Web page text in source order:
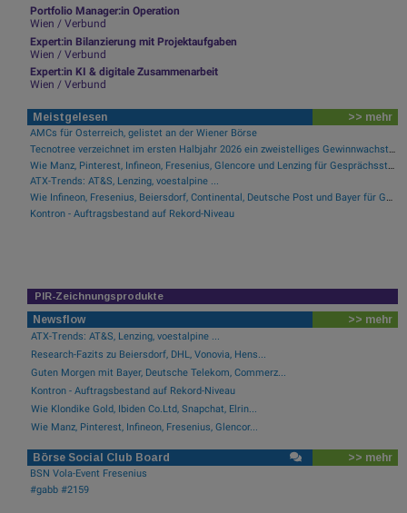
Portfolio Manager:in Operation
Wien / Verbund
Expert:in Bilanzierung mit Projektaufgaben
Wien / Verbund
Expert:in KI & digitale Zusammenarbeit
Wien / Verbund
Meistgelesen >> mehr
AMCs für Österreich, gelistet an der Wiener Börse
Tecnotree verzeichnet im ersten Halbjahr 2026 ein zweistelliges Gewinnwachstum und eine beschleunigte Einführungsdynamik
ATX-Trends: AT&S, Lenzing, voestalpine ...
Wie Infineon, Fresenius, Beiersdorf, Continental, Deutsche Post und Bayer für Gesprächsstoff im DAX sorgten
Kontron - Auftragsbestand auf Rekord-Niveau
PIR-Zeichnungsprodukte
Newsflow >> mehr
ATX-Trends: AT&S, Lenzing, voestalpine ...
Research-Fazits zu Beiersdorf, DHL, Vonovia, Hens...
Guten Morgen mit Bayer, Deutsche Telekom, Commerz...
Kontron - Auftragsbestand auf Rekord-Niveau
Wie Klondike Gold, Ibiden Co.Ltd, Snapchat, Elrin...
Wie Manz, Pinterest, Infineon, Fresenius, Glencor...
Börse Social Club Board >> mehr
BSN Vola-Event Fresenius
#gabb #2159